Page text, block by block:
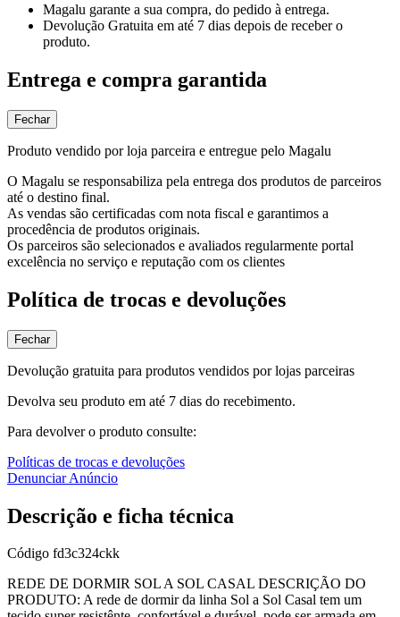
Magalu garante a sua compra, do pedido à entrega.
Devolução Gratuita em até 7 dias depois de receber o
produto.
Entrega e compra garantida
Fechar
Produto vendido por loja parceira e entregue pelo Magalu
O Magalu se responsabiliza pela entrega dos produtos de parceiros
até o destino final.
As vendas são certificadas com nota fiscal e garantimos a
procedência de produtos originais.
Os parceiros são selecionados e avaliados regularmente portal
excelência no serviço e reputação com os clientes
Política de trocas e devoluções
Fechar
Devolução gratuita para produtos vendidos por lojas parceiras
Devolva seu produto em até 7 dias do recebimento.
Para devolver o produto consulte:
Políticas de trocas e devoluções
Denunciar Anúncio
Descrição e ficha técnica
Código fd3c324ckk
REDE DE DORMIR SOL A SOL CASAL DESCRIÇÃO DO
PRODUTO: A rede de dormir da linha Sol a Sol Casal tem um